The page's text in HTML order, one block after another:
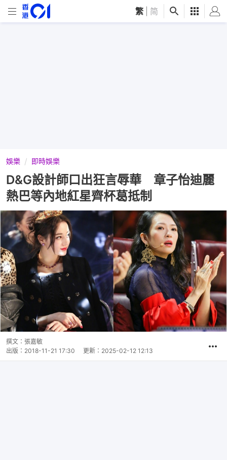
繁 简
娛樂 即時娛樂
D&G設計師口出狂言辱華 章子怡迪麗
熱巴等內地紅星齊杯葛抵制
撰文： 張嘉敏
出版： 2018-11-21 17:30 更新： 2025-02-12 12:13